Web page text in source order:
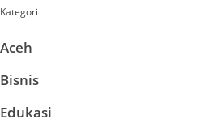
Kategori
Aceh
Bisnis
Edukasi